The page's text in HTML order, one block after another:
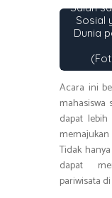
Salah
Sosial
Dunia
Acara ini
dapat
Tidak
dapat
pariwisata